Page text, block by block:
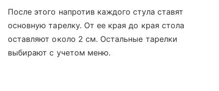
После этого напротив каждого стула ставят
основную тарелку. От ее края до края стола
оставляют около 2 см. Остальные тарелки
выбирают с учетом меню.